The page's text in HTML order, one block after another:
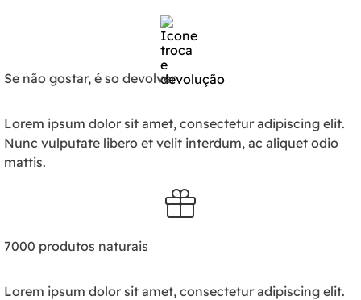
Se não gostar, é so devolver
Lorem ipsum dolor sit amet, consectetur adipiscing elit.
Nunc vulputate libero et velit interdum, ac aliquet odio
mattis.
7000 produtos naturais
Lorem ipsum dolor sit amet, consectetur adipiscing elit.